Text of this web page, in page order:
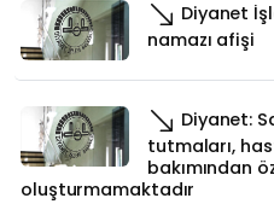
Diyanet
namazı afişi
Diyanet:
tutmaları,
bakımından
oluşturmamaktadır